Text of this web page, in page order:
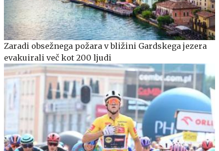
Zaradi obsežnega požara v bližini Gardskega jezera
evakuirali več kot 200 ljudi